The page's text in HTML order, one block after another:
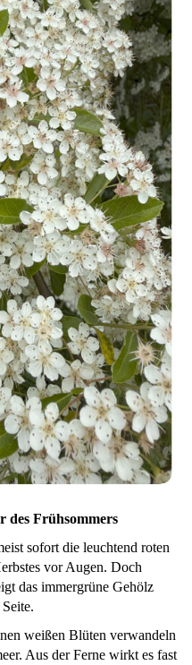
des Frühsommers
sofort die leuchtend roten
vor Augen. Doch
das immergrüne Gehölz
weißen Blüten verwandeln
Aus der Ferne wirkt es fast